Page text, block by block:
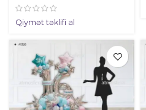
Qiymət təklifi al